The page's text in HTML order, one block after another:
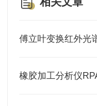
傅立叶变换红外光
橡胶加工分析仪